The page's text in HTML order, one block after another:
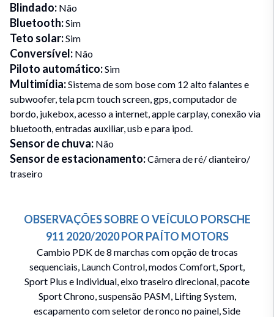
Blindado: Não
Bluetooth:Sim
Teto solar:Sim
Conversível: Não
Piloto automático:Sim
Multimídia:Sistema de som bose com 12 alto falantes e
subwoofer, tela pcm touch screen, gps, computador de
bordo, jukebox, acesso a internet, apple carplay, conexão via
bluetooth, entradas auxiliar, usb e para ipod.
Sensor de chuva: Não
Sensor de estacionamento:Câmera de ré/ dianteiro/
traseiro
OBSERVAÇÕES SOBRE O VEÍCULO PORSCHE
911 2020/2020PORPAÍTO MOTORS
Cambio PDK de 8 marchas com opção de trocas
sequenciais, Launch Control, modos Comfort, Sport,
Sport Plus e Individual, eixo traseiro direcional, pacote
Sport Chrono, suspensão PASM, Lifting System,
escapamento com seletor de ronco no painel, Side